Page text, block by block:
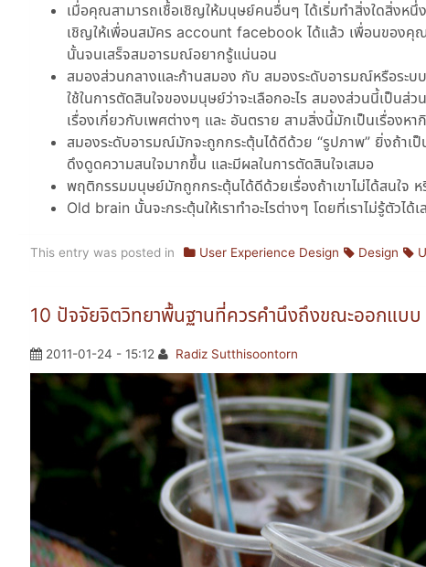
เมื่อคุณสามารถเชื้อเชิญให้มนุษย์คนอื่นๆ ได้เริ่มทำสิ่งใดสิ่งห
เชิญให้เพื่อนสมัคร account facebook ได้แล้ว เพื่อนของคุ
นั้นจนเสร็จสมอารมณ์อยากรู้แน่นอน
สมองส่วนกลางและก้านสมอง กับ สมองระดับอารมณ์หรือระ
ใช้ในการตัดสินใจของมนุษย์ว่าจะเลือกอะไร สมองส่วนนี้เป็น
เรื่องเกี่ยวกับเพศต่างๆ และ อันตราย สามสิ่งนี้มักเป็นเรื่องหา
สมองระดับอารมณ์มักจะถูกกระตุ้นได้ดีด้วย “รูปภาพ” ยิ่งถ้า
ดึงดูดความสนใจมากขึ้น และมีผลในการตัดสินใจเสมอ
พฤติกรรมมนุษย์มักถูกกระตุ้นได้ดีด้วยเรื่องถ้าเขาไม่ได้สนใจ ห
Old brain นั้นจะกระตุ้นให้เราทำอะไรต่างๆ โดยที่เราไม่รู้ตัวไ
This entry was posted in User Experience Design Design
10 ปัจจัยจิตวิทยาพื้นฐานที่ควรคำนึงถึงขณะออกแบ
2011-01-24 - 15:12 Radiz Sutthisoontorn